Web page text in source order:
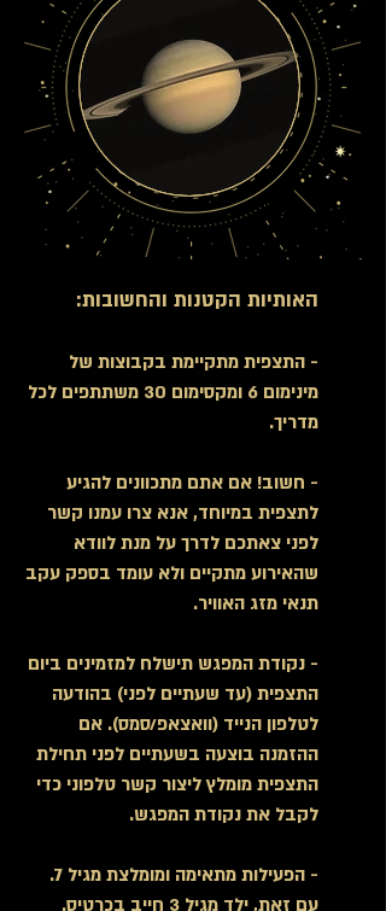
האותיות הקטנות והחשובות:
- התצפית מתקיימת בקבוצות של
מינימום 6 ומקסימום 30 משתתפים לכל
מדריך.
- חשוב! אם אתם מתכוונים להגיע
לתצפית במיוחד, אנא צרו עמנו קשר
לפני צאתכם לדרך על מנת לוודא
שהאירוע מתקיים ולא עומד בספק עקב
תנאי מזג האוויר.
- נקודת המפגש תישלח למזמינים ביום
התצפית (עד שעתיים לפני) בהודעה
לטלפון הנייד (וואצאפ/סמס). אם
ההזמנה בוצעה בשעתיים לפני תחילת
התצפית מומלץ ליצור קשר טלפוני כדי
לקבל את נקודת המפגש.
- הפעילות מתאימה ומומלצת מגיל 7.
עם זאת, ילד מגיל 3 חייב בכרטיס.